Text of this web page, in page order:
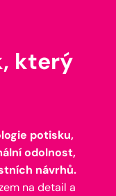
který
potisku,
odolnost,
návrhů.
na detail a